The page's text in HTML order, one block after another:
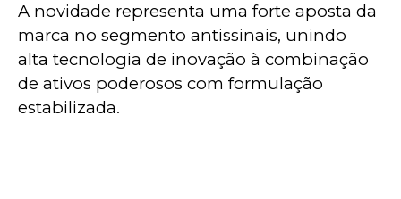
A novidade representa uma forte aposta da
marca no segmento antissinais, unindo
alta tecnologia de inovação à combinação
de ativos poderosos com formulação
estabilizada.